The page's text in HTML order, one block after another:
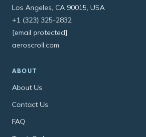
Los Angeles, CA 90015, USA
+1 (323) 325-2832
[email protected]
aeroscroll.com
ABOUT
About Us
Contact Us
FAQ